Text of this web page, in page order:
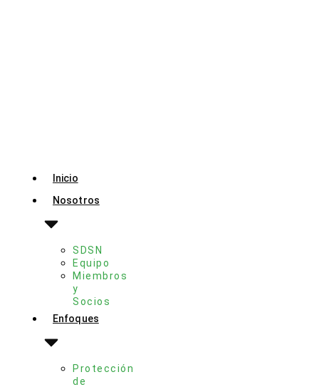
Inicio
Nosotros
SDSN
Equipo
Miembros
y
Socios
Enfoques
Protección
de